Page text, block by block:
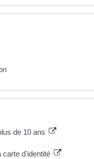
de 10 ans
carte d'identité